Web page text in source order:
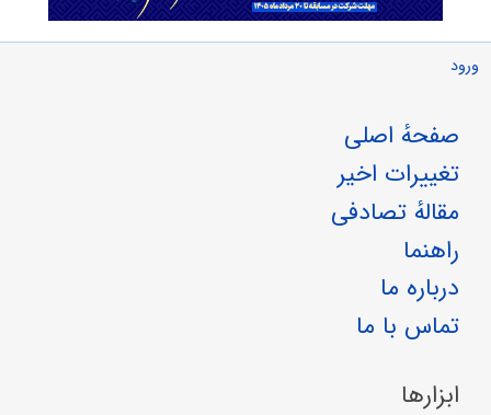
9- همه جا نهى خدا، نشانه انجام شدن عملى خلاف نيست، گاهى نهى‌ها
براى پيش‌گيرى است. «فَلا تَكُنْ مِنَ الْقانِطِينَ»
11- كسانى كه به علم و قدرت و رحمت خداوند اطمينان دارند، هرگز
مايوس نمى‌شوند. مَنْ يَقْنَطُ ... إِلَّا الضَّالُّونَ‌ «1»
«1». يكى از مصاديق ضالين و گمراهان كه در نماز از آنها اعلام برائت
ورود
صفحهٔ اصلی
تغییرات اخیر
مقالهٔ تصادفی
راهنما
درباره ما
تماس با ما
ابزارها